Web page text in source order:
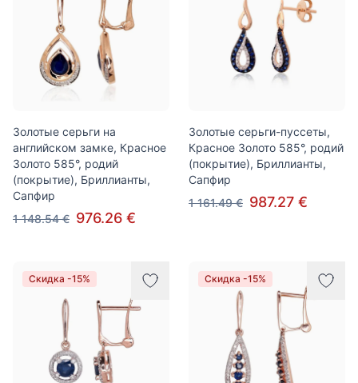
Золотые серьги на
английском замке, Красное
Золото 585°, родий
(покрытие), Бриллианты,
Сапфир
1 148.54 € 976.26 €
Золотые серьги-пуссеты,
Красное Золото 585°, родий
(покрытие), Бриллианты,
Сапфир
1 161.49 € 987.27 €
Скидка -15% Скидка -15%